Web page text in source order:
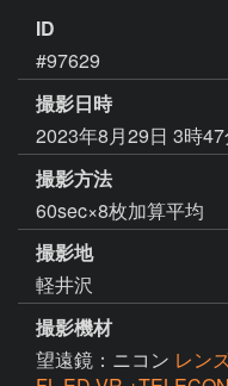
ID
#97629
撮影日時
2023年8月29日 3時
撮影方法
60sec×8枚加算平均
撮影地
軽井沢
撮影機材
望遠鏡：ニコン レン